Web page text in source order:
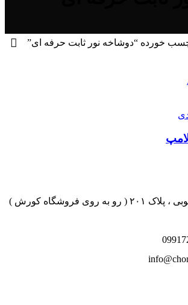
خورده “دوشاخه نور ثابت حرفه ای”
تهران سهروردی جنوبی ، پلاک ۲۰۱ ( رو به روی فروشگاه کورش )